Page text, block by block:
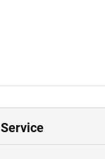
Service